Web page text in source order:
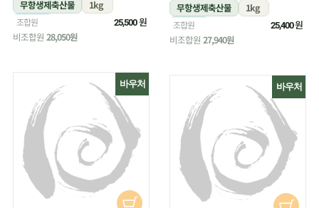
무항생제축산물
1kg
냉장
조합원 25,500원
비조합원 28,050원
무항생제축산물
1kg
냉장
조합원 25,400원
비조합원 27,940원
바우처 바우처